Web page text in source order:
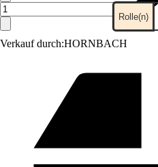
Verkauf durch:HORNBACH
Rolle(n)